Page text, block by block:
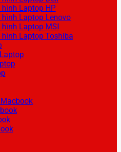
Laptop HP
Laptop Lenovo
Laptop MSI
Laptop Toshiba